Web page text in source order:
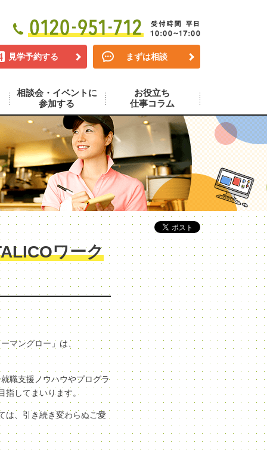
見学予約する まずは相談
相談会・イベントに
参加する
お役立ち
仕事コラム
ワーク
マングロー」は、
職支援ノウハウやプログラ
指してまいります。
は、引き続き変わらぬご愛